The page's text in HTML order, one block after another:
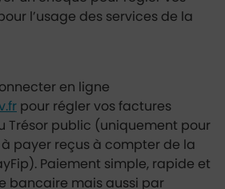
l’usage des services de la
en ligne
pour régler vos factures
Trésor public (uniquement pour
à payer reçus à compter de la
Paiement simple, rapide et
bancaire mais aussi par